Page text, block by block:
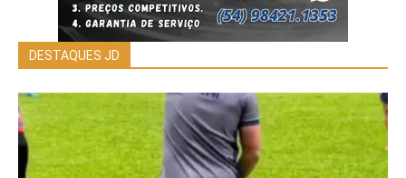
DESTAQUES JD